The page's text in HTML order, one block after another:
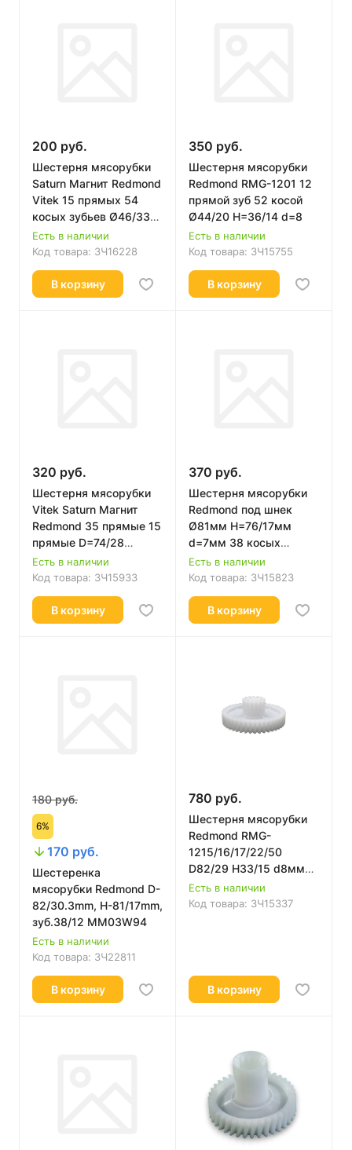
200 руб.
Шестерня мясорубки
Saturn Магнит Redmond
Vitek 15 прямых 54
косых зубьев Ø46/33
H=36/12 d=8mm
Есть в наличии
Код товара: ЗЧ16228
В корзину
350 руб.
Шестерня мясорубки
Redmond RMG-1201 12
прямой зуб 52 косой
Ø44/20 H=36/14 d=8
Есть в наличии
Код товара: ЗЧ15755
В корзину
320 руб.
Шестерня мясорубки
Vitek Saturn Магнит
Redmond 35 прямые 15
прямые D=74/28
H36/14 d=8mm
Есть в наличии
Код товара: ЗЧ15933
В корзину
370 руб.
Шестерня мясорубки
Redmond под шнек
Ø81мм H=76/17мм
d=7мм 38 косых
зубьев Ø81mm, H=76/17
Есть в наличии
Код товара: ЗЧ15823
В корзину
180 руб.
6%
170 руб.
Шестеренка
мясорубки Redmond D-
82/30.3mm, H-81/17mm,
зуб.38/12 MM03W94
Есть в наличии
Код товара: ЗЧ22811
В корзину
780 руб.
Шестерня мясорубки
Redmond RMG-
1215/16/17/22/50
D82/29 H33/15 d8мм
15 и 45 прямых зубьев
RMG-1217 средняя
Есть в наличии
Код товара: ЗЧ15337
В корзину